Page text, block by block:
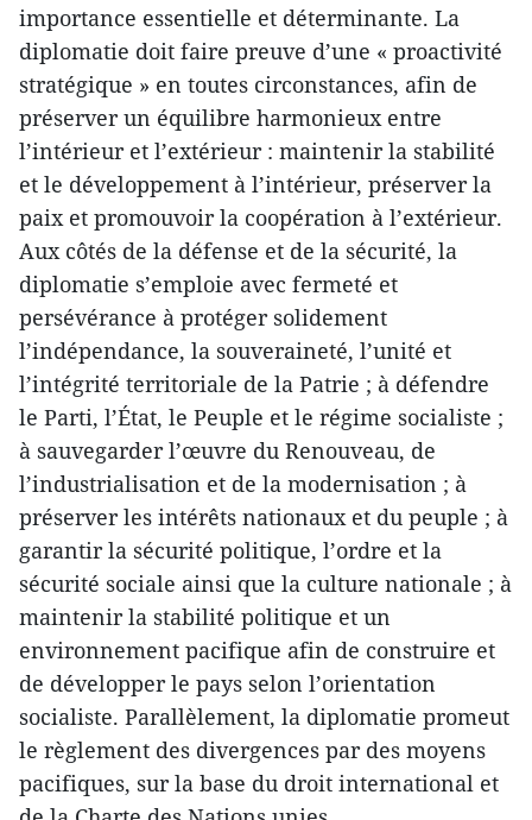
importance essentielle et déterminante. La
diplomatie doit faire preuve d’une « proactivité
stratégique » en toutes circonstances, afin de
préserver un équilibre harmonieux entre
l’intérieur et l’extérieur : maintenir la stabilité
et le développement à l’intérieur, préserver la
paix et promouvoir la coopération à l’extérieur.
Aux côtés de la défense et de la sécurité, la
diplomatie s’emploie avec fermeté et
persévérance à protéger solidement
l’indépendance, la souveraineté, l’unité et
l’intégrité territoriale de la Patrie ; à défendre
le Parti, l’État, le Peuple et le régime socialiste ;
à sauvegarder l’œuvre du Renouveau, de
l’industrialisation et de la modernisation ; à
préserver les intérêts nationaux et du peuple ; à
garantir la sécurité politique, l’ordre et la
sécurité sociale ainsi que la culture nationale ; à
maintenir la stabilité politique et un
environnement pacifique afin de construire et
de développer le pays selon l’orientation
socialiste. Parallèlement, la diplomatie promeut
le règlement des divergences par des moyens
pacifiques, sur la base du droit international et